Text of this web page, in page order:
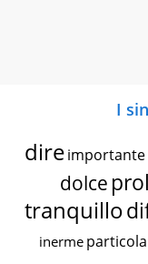
I
dire importante
dolce
tranquillo
inerme